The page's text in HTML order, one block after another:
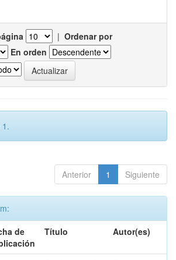
| Ordenar por
En orden
Anterior 1 Siguiente
de
Título Autor(es)